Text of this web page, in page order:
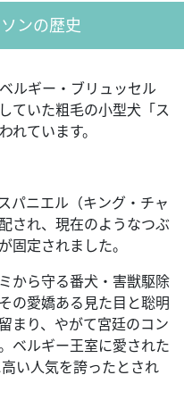
ンの歴史
ルギー・ブリュッセル
ていた粗毛の小型犬「ス
ています。
パニエル（キング・チャ
され、現在のようなつぶ
固定されました。
から守る番犬・害獣駆除
の愛嬌ある見た目と聡明
まり、やがて宮廷のコン
ベルギー王室に愛された
い人気を誇ったとされ